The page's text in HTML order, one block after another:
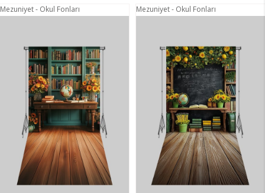
Mezuniyet - Okul Fonları Mezuniyet - Okul Fonları